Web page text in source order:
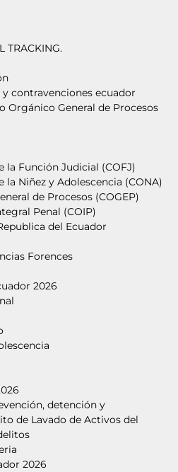
TRACKING.
contravenciones ecuador
Orgánico General de Procesos
la Función Judicial (COFJ)
Niñez y Adolescencia (CONA)
de Procesos (COGEP)
Penal (COIP)
del Ecuador
Forences
2026
detención y
de Lavado de Activos del
2026